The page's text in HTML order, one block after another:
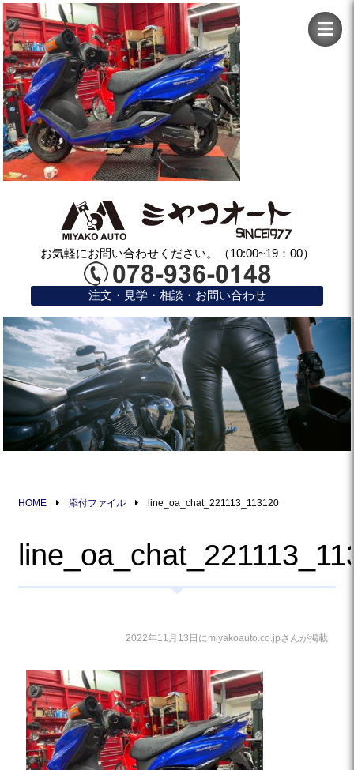
お気軽にお問い合わせください。（10:00~19：00）
注文・見学・相談・お問い合わせ
HOME 添付ファイル line_oa_chat_221113_113120
2022年11月13日にmiyakoauto.co.jpさんが掲載